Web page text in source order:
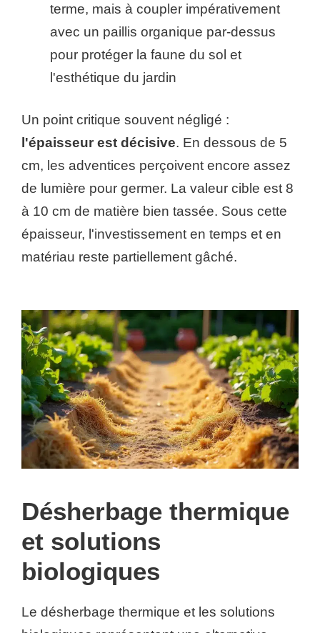
terme, mais à coupler impérativement
avec un paillis organique par-dessus
pour protéger la faune du sol et
l'esthétique du jardin
Un point critique souvent négligé :
l'épaisseur est décisive. En dessous de 5
cm, les adventices perçoivent encore assez
de lumière pour germer. La valeur cible est 8
à 10 cm de matière bien tassée. Sous cette
épaisseur, l'investissement en temps et en
matériau reste partiellement gâché.
Désherbage thermique
et solutions
biologiques
Le désherbage thermique et les solutions